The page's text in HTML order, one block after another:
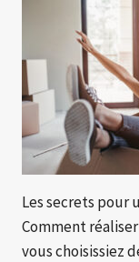
Les secrets pour
Comment
vous choisissiez